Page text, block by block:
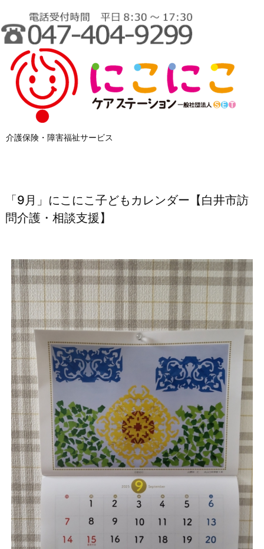
介護保険・障害福祉サービス
「9月」にこにこ子どもカレンダー【白井市訪
問介護・相談支援】